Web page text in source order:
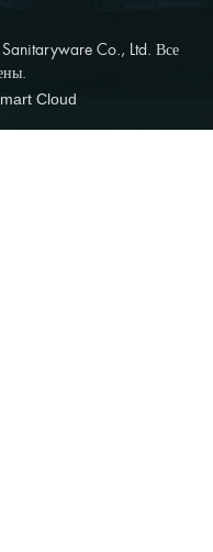
Co., Ltd. Все
Cloud